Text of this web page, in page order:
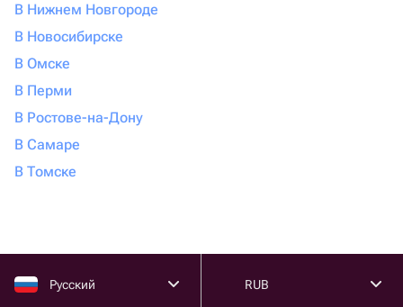
В Нижнем Новгороде
В Новосибирске
В Омске
В Перми
В Ростове-на-Дону
В Самаре
В Томске
Русский RUB